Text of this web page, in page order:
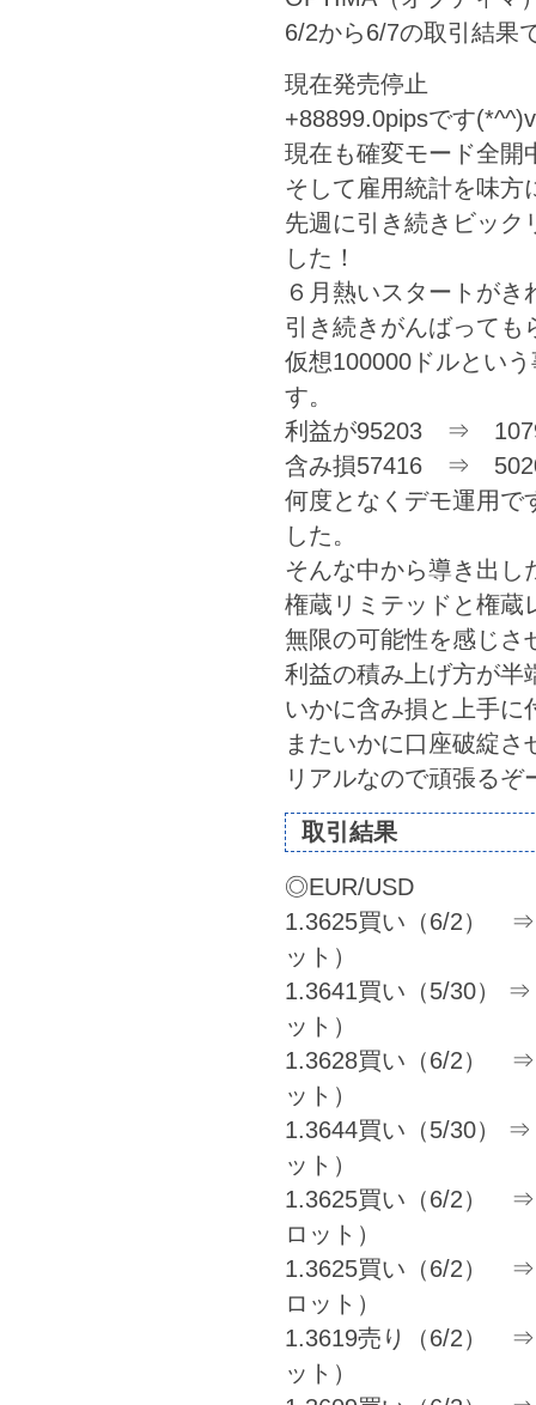
6/2から6/7の取引結果
現在発売停止
+88899.0pipsです(*^^)v
現在も確変モード全開
そして雇用統計を味方
先週に引き続きビック
した！
６月熱いスタートがき
引き続きがんばっても
仮想100000ドルとい
す。
利益が95203 ⇒
含み損57416 ⇒
何度となくデモ運用で
した。
そんな中から導き出し
権蔵リミテッドと権蔵
無限の可能性を感じさ
利益の積み上げ方が半
いかに含み損と上手に
またいかに口座破綻さ
リアルなので頑張るぞ
取引結果
◎EUR/USD
1.3625買い（6/2） ⇒
ット）
1.3641買い（5/30）
ット）
1.3628買い（6/2） ⇒
ット）
1.3644買い（5/30）
ット）
1.3625買い（6/2） ⇒
ロット）
1.3625買い（6/2） ⇒
ロット）
1.3619売り（6/2） ⇒
ット）